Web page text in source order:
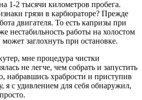
1-2 тысячи километров пробега.
грязи в карбюраторе? Прежде
двигателя. То есть капризы при
нестабильность работы на холостом
заглохнуть при остановке.
мне процедура чистки
не легче, чем собрать и запустить
набравшись храбрости и приступив
я с удивлением для себя обнаружил,